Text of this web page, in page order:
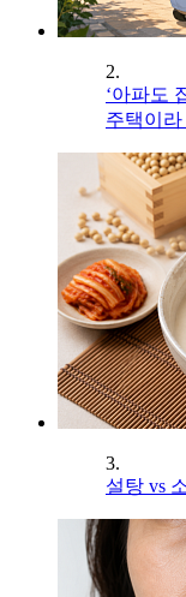
2.
‘아파도
주택이라
3.
설탕 vs